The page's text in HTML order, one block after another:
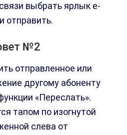
выбрать ярлык e-
отправить.
№2
отправленное или
другому абоненту
«Переслать».
тапом по изогнутой
слева от